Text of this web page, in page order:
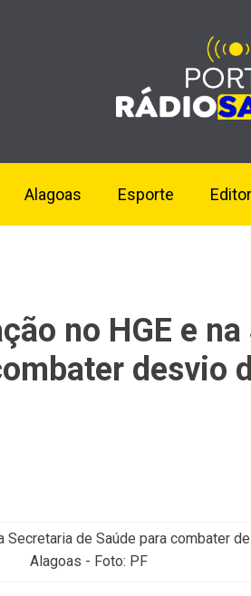
Alagoas Esporte
no HGE e
desvio
Secretaria de Saúde para combater
Alagoas - Foto: PF